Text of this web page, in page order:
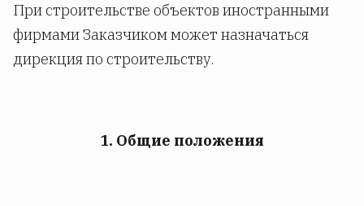
При строительстве объектов иностранными
фирмами Заказчиком может назначаться
дирекция по строительству.
1. Общие положения